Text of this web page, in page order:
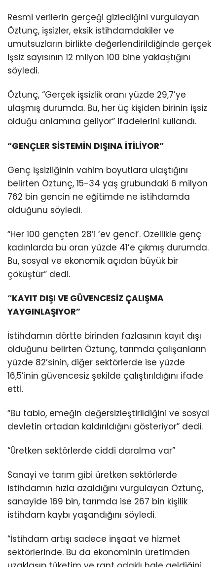
Resmi verilerin gerçeği gizlediğini vurgulayan
Öztunç, işsizler, eksik istihdamdakiler ve
umutsuzların birlikte değerlendirildiğinde gerçek
işsiz sayısının 12 milyon 100 bine yaklaştığını
söyledi.
Öztunç, “Gerçek işsizlik oranı yüzde 29,7’ye
ulaşmış durumda. Bu, her üç kişiden birinin işsiz
olduğu anlamına geliyor” ifadelerini kullandı.
“GENÇLER SİSTEMİN DIŞINA İTİLİYOR”
Genç işsizliğinin vahim boyutlara ulaştığını
belirten Öztunç, 15-34 yaş grubundaki 6 milyon
762 bin gencin ne eğitimde ne istihdamda
olduğunu söyledi.
“Her 100 gençten 28’i ‘ev genci’. Özellikle genç
kadınlarda bu oran yüzde 41’e çıkmış durumda.
Bu, sosyal ve ekonomik açıdan büyük bir
çöküştür” dedi.
“KAYIT DIŞI VE GÜVENCESİZ ÇALIŞMA
YAYGINLAŞIYOR”
İstihdamın dörtte birinden fazlasının kayıt dışı
olduğunu belirten Öztunç, tarımda çalışanların
yüzde 82’sinin, diğer sektörlerde ise yüzde
16,5’inin güvencesiz şekilde çalıştırıldığını ifade
etti.
“Bu tablo, emeğin değersizleştirildiğini ve sosyal
devletin ortadan kaldırıldığını gösteriyor” dedi.
“Üretken sektörlerde ciddi daralma var”
Sanayi ve tarım gibi üretken sektörlerde
istihdamın hızla azaldığını vurgulayan Öztunç,
sanayide 169 bin, tarımda ise 267 bin kişilik
istihdam kaybı yaşandığını söyledi.
“İstihdam artışı sadece inşaat ve hizmet
sektörlerinde. Bu da ekonominin üretimden